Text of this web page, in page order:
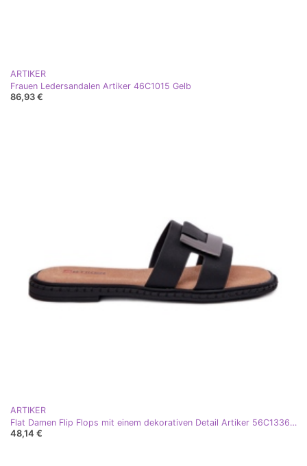
ARTIKER
Frauen Ledersandalen Artiker 46C1015 Gelb
86,93 €
ARTIKER
Flat Damen Flip Flops mit einem dekorativen Detail Artiker 56C1336 Schwarz
48,14 €